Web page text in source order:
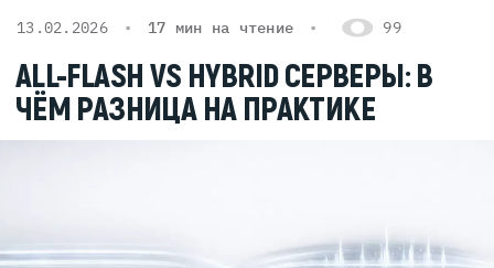
13.02.2026 17 мин на чтение 99
ALL-FLASH VS HYBRID СЕРВЕРЫ: В
ЧЁМ РАЗНИЦА НА ПРАКТИКЕ